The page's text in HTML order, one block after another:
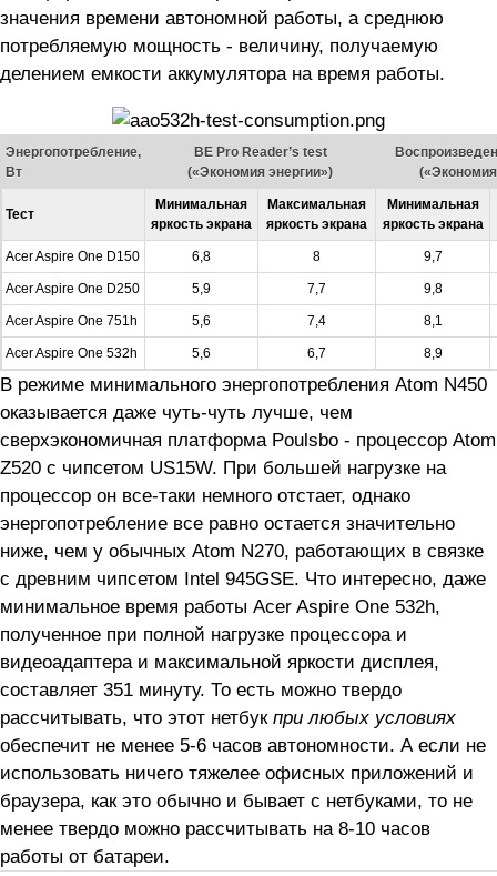
значения времени автономной работы, а среднюю
потребляемую мощность - величину, получаемую
делением емкости аккумулятора на время работы.
Энергопотребление,
Вт
BE Pro Reader’s test
(«Экономия энергии»)
Тест
Минимальная
яркость экрана
Максимальная
яркость экрана
Минимальная
яркость экрана
Acer Aspire One D150 6,8 8 9,7
Acer Aspire One D250 5,9 7,7 9,8
Acer Aspire One 751h 5,6 7,4 8,1
Acer Aspire One 532h 5,6 6,7 8,9
В режиме минимального энергопотребления Atom N450
оказывается даже чуть-чуть лучше, чем
сверхэкономичная платформа Poulsbo - процессор Atom
Z520 с чипсетом US15W. При большей нагрузке на
процессор он все-таки немного отстает, однако
энергопотребление все равно остается значительно
ниже, чем у обычных Atom N270, работающих в связке
с древним чипсетом Intel 945GSE. Что интересно, даже
минимальное время работы Acer Aspire One 532h,
полученное при полной нагрузке процессора и
видеоадаптера и максимальной яркости дисплея,
составляет 351 минуту. То есть можно твердо
рассчитывать, что этот нетбук при любых условиях
обеспечит не менее 5-6 часов автономности. А если не
использовать ничего тяжелее офисных приложений и
браузера, как это обычно и бывает с нетбуками, то не
менее твердо можно рассчитывать на 8-10 часов
работы от батареи.